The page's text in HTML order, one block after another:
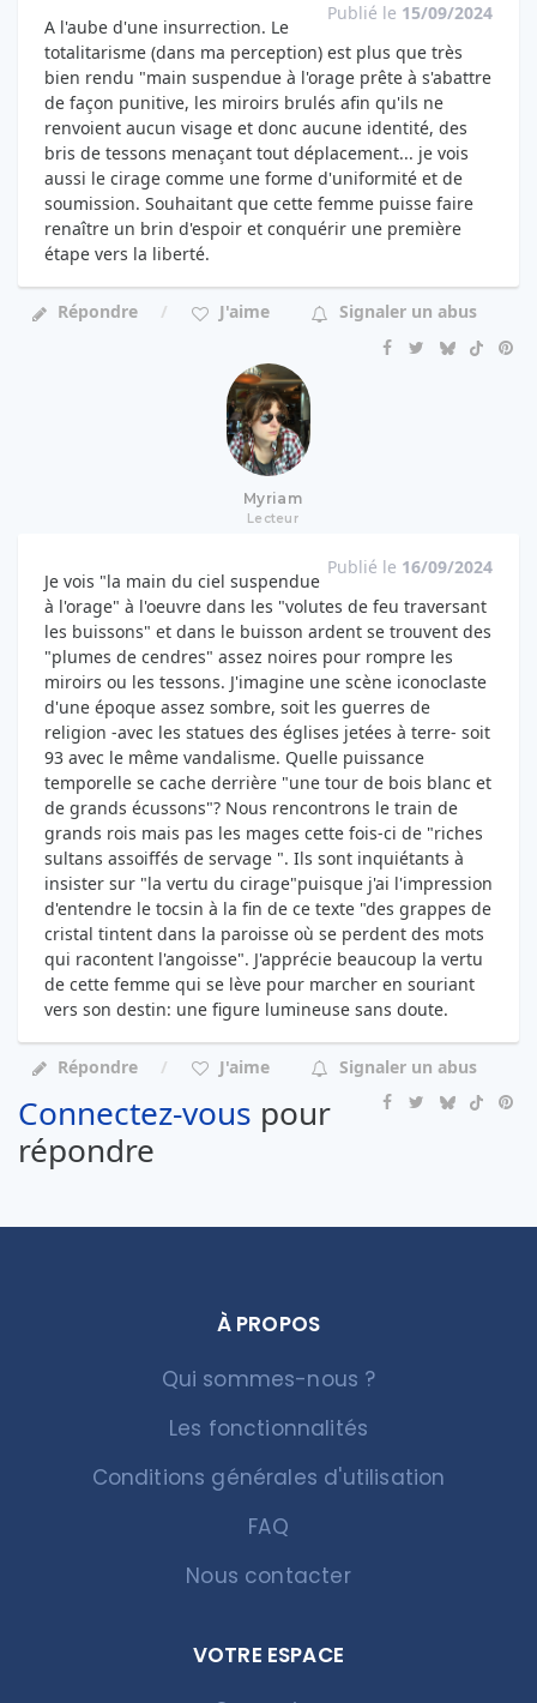
Publié le 15/09/2024
A l'aube d'une insurrection. Le
totalitarisme (dans ma perception) est plus que très
bien rendu "main suspendue à l'orage prête à s'abattre
de façon punitive, les miroirs brulés afin qu'ils ne
renvoient aucun visage et donc aucune identité, des
bris de tessons menaçant tout déplacement... je vois
aussi le cirage comme une forme d'uniformité et de
soumission. Souhaitant que cette femme puisse faire
renaître un brin d'espoir et conquérir une première
étape vers la liberté.
Répondre J'aime Signaler un abus
Myriam
Lecteur
Publié le 16/09/2024
Je vois "la main du ciel suspendue
à l'orage" à l'oeuvre dans les "volutes de feu traversant
les buissons" et dans le buisson ardent se trouvent des
"plumes de cendres" assez noires pour rompre les
miroirs ou les tessons. J'imagine une scène iconoclaste
d'une époque assez sombre, soit les guerres de
religion -avec les statues des églises jetées à terre- soit
93 avec le même vandalisme. Quelle puissance
temporelle se cache derrière "une tour de bois blanc et
de grands écussons"? Nous rencontrons le train de
grands rois mais pas les mages cette fois-ci de "riches
sultans assoiffés de servage ". Ils sont inquiétants à
insister sur "la vertu du cirage"puisque j'ai l'impression
d'entendre le tocsin à la fin de ce texte "des grappes de
cristal tintent dans la paroisse où se perdent des mots
qui racontent l'angoisse". J'apprécie beaucoup la vertu
de cette femme qui se lève pour marcher en souriant
vers son destin: une figure lumineuse sans doute.
Répondre J'aime Signaler un abus
Connectez-vous pour
répondre
À PROPOS
Qui sommes-nous ?
Les fonctionnalités
Conditions générales d'utilisation
FAQ
Nous contacter
VOTRE ESPACE